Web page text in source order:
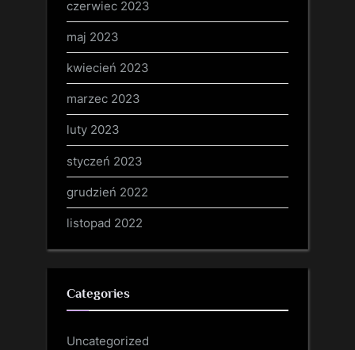
czerwiec 2023
maj 2023
kwiecień 2023
marzec 2023
luty 2023
styczeń 2023
grudzień 2022
listopad 2022
Categories
Uncategorized